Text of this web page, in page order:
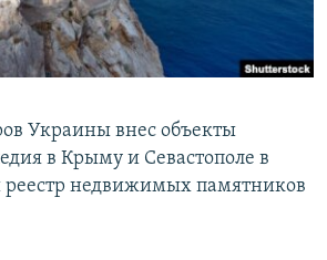
КРЫМА
Украины внес объекты
в Крыму и Севастополе в
реестр недвижимых памятников